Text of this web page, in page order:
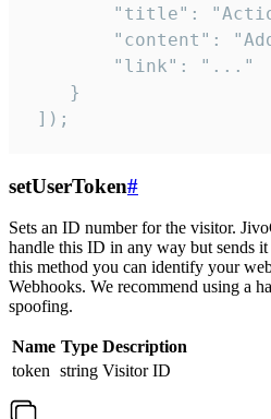
"title":
"content":
        "link": "..."
    }
]);
setUserToken#
Sets an ID number for the visitor.
handle this ID in any way but sends
this method you can identify your
Webhooks. We recommend using a
spoofing.
Name Type Description
token string Visitor ID